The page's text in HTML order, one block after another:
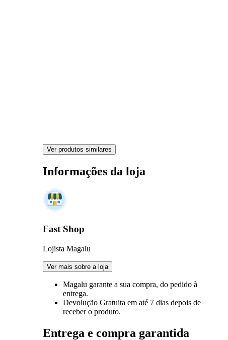
Ver produtos similares
Informações da loja
Fast Shop
Lojista Magalu
Ver mais sobre a loja
Magalu garante a sua compra, do pedido à
entrega.
Devolução Gratuita em até 7 dias depois de
receber o produto.
Entrega e compra garantida